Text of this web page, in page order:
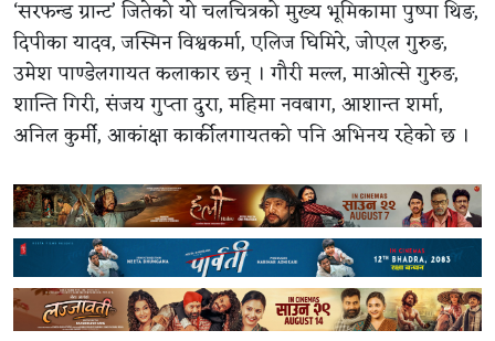
‘सरफन्ड ग्रान्ट’ जितेको यो चलचित्रको मुख्य भूमिकामा पुष्पा थिङ,
दिपीका यादव, जस्मिन विश्वकर्मा, एलिज घिमिरे, जोएल गुरुङ,
उमेश पाण्डेलगायत कलाकार छन् । गौरी मल्ल, माओत्से गुरुङ,
शान्ति गिरी, संजय गुप्ता दुरा, महिमा नवबाग, आशान्त शर्मा,
अनिल कुर्मी, आकांक्षा कार्कीलगायतको पनि अभिनय रहेको छ ।